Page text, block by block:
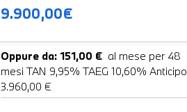
9.900,00€
Oppure da: 151,00 € al mese per 48
mesi TAN 9,95% TAEG 10,60% Anticipo
3.960,00 €